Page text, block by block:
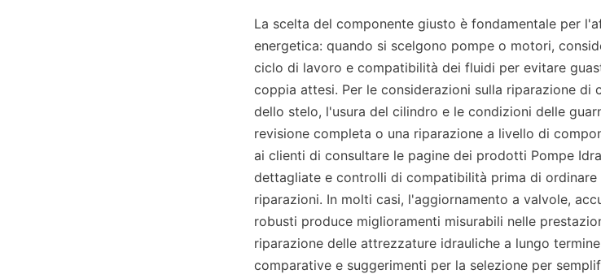
La scelta del componente giusto è fondamentale per
energetica: quando si scelgono pompe o motori,
ciclo di lavoro e compatibilità dei fluidi per evitare
coppia attesi. Per le considerazioni sulla riparazione di
dello stelo, l'usura del cilindro e le condizioni delle
revisione completa o una riparazione a livello di
ai clienti di consultare le pagine dei prodotti Pompe
dettagliate e controlli di compatibilità prima di
riparazioni. In molti casi, l'aggiornamento a valvole,
robusti produce miglioramenti misurabili nelle
riparazione delle attrezzature idrauliche a lungo
comparative e suggerimenti per la selezione per